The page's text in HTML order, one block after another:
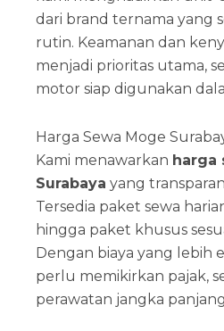
dari brand ternama yang
rutin. Keamanan dan
menjadi prioritas utama,
motor siap digunakan
Harga Sewa Moge
Kami menawarkan harga
Surabaya yang
Tersedia paket sewa
hingga paket khusus
Dengan biaya yang lebih
perlu memikirkan pajak,
perawatan jangka